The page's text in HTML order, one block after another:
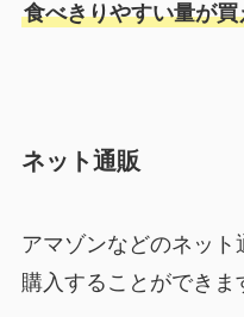
食べきりやすい量が
ネット通販
アマゾンなどのネッ
購入することができま